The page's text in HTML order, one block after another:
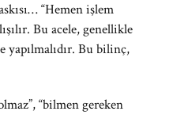
“Hemen işlem
Bu acele, genellikle
yapılmalıdır. Bu bilinç,
“bilmen gereken